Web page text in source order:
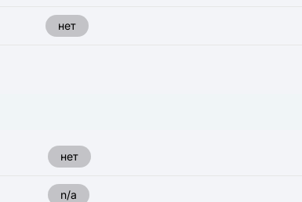
нет
нет
n/a